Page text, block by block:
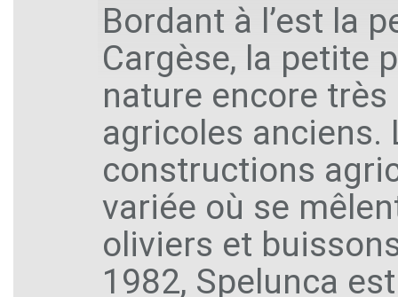
Bordant à l’est la
Cargèse, la petite
nature encore
agricoles anciens.
constructions
variée où se
oliviers et
1982, Spelunca